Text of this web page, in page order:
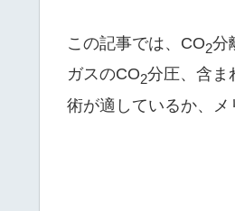
この記事では、CO2分
ガスのCO2分圧、含ま
術が適しているか、メ